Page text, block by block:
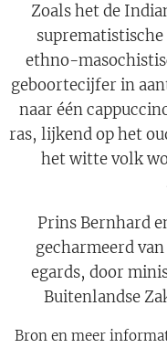
Zoals het de
suprematistische
ethno-
geboortecijfer in
naar één
ras, lijkend op het
het witte volk
Prins Bernhard
gecharmeerd
egards, door
Buitenlandse
Bron en meer